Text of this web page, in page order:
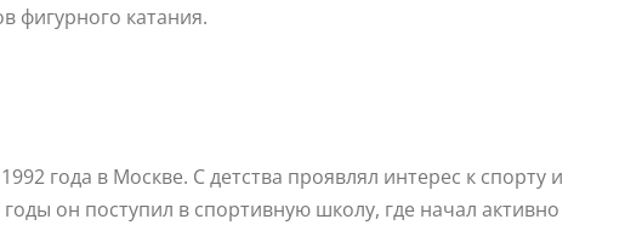
фигурного катания.
года в Москве. С детства проявлял интерес к спорту и
он поступил в спортивную школу, где начал активно